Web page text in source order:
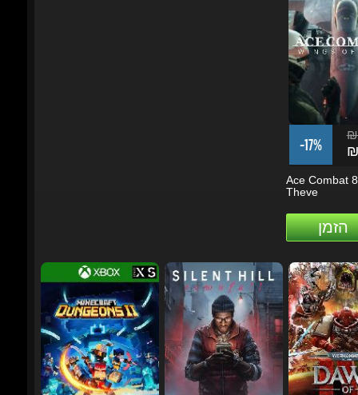
-17%
Ace Combat
Theve
הזמן
-9%
₪141.83ils
₪129.19 -26%
₪236.46
₪174.00 -32%